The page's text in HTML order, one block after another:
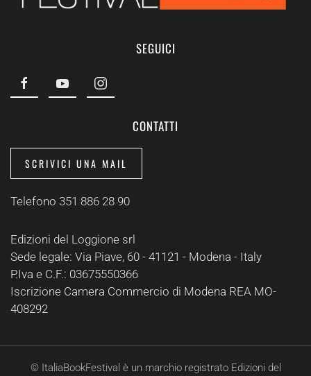
SEGUICI
CONTATTI
SCRIVICI UNA MAIL
Telefono 351 886 28 90
Edizioni del Loggione srl
Sede legale: Via Piave, 60 - 41121 - Modena - Italy
P.Iva e C.F.: 03675550366
Iscrizione Camera Commercio di Modena REA MO-
408292
© ItaliaBookFestival è un marchio registrato Edizioni del